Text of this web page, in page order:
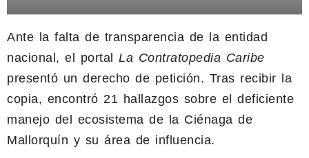
Ante la falta de transparencia de la entidad
nacional, el portal La Contratopedia Caribe
presentó un derecho de petición. Tras recibir la
copia, encontró 21 hallazgos sobre el deficiente
manejo del ecosistema de la Ciénaga de
Mallorquín y su área de influencia.